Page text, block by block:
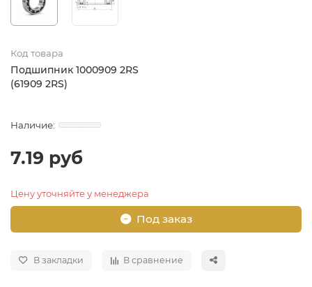
Код товара
Подшипник 1000909 2RS
(61909 2RS)
7.19 руб
Цену уточняйте у менеджера
Под заказ
В закладки В сравнение